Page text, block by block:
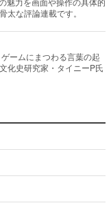
太な評論連載です。
ームにまつわる言葉の起
化史研究家・タイニーP氏